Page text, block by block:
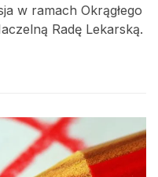
w ramach Okrągłego
Radę Lekarską.